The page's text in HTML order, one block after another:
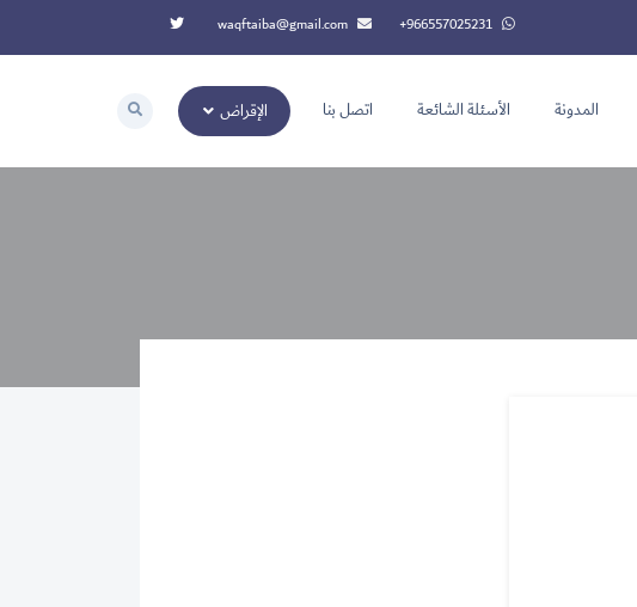
‭+966557025231‬
waqftaiba@gmail.com
المدونة الأسئلة الشائعة اتصل بنا الإقراض